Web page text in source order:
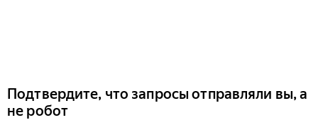
Подтвердите, что запросы отправляли вы, а
не робот